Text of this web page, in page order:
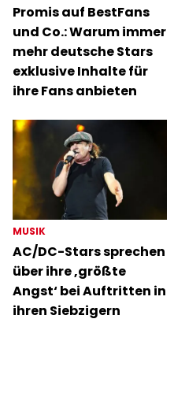
Promis auf BestFans
und Co.: Warum immer
mehr deutsche Stars
exklusive Inhalte für
ihre Fans anbieten
MUSIK
AC/DC-Stars sprechen
über ihre ‚größte
Angst‘ bei Auftritten in
ihren Siebzigern